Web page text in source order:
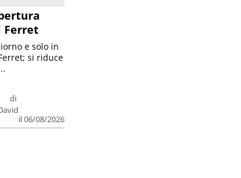
Ferret
di
il 06/08/2026
e solo in
si riduce